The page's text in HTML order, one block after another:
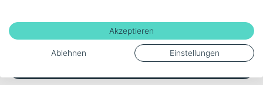
Kostenloses Beratungsgespräch buchen
Akzeptieren
Ablehnen Einstellungen